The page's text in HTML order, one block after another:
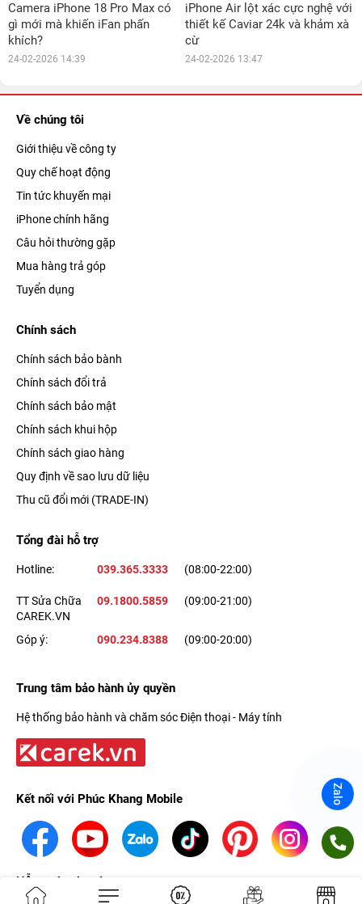
Camera iPhone 18 Pro Max có
gì mới mà khiến iFan phấn
khích?
24-02-2026 14:39
iPhone Air lột xác cực nghệ với
thiết kế Caviar 24k và khảm xà
cừ
24-02-2026 13:47
Về chúng tôi
Giới thiệu về công ty
Quy chế hoạt động
Tin tức khuyến mại
iPhone chính hãng
Câu hỏi thường gặp
Mua hàng trả góp
Tuyển dụng
Chính sách
Chính sách bảo bành
Chính sách đổi trả
Chính sách bảo mật
Chính sách khui hộp
Chính sách giao hàng
Quy định về sao lưu dữ liệu
Thu cũ đổi mới (TRADE-IN)
Tổng đài hỗ trợ
Hotline: 039.365.3333 (08:00-22:00)
TT Sửa Chữa
CAREK.VN
09.1800.5859 (09:00-21:00)
Góp ý: 090.234.8388 (09:00-20:00)
Trung tâm bảo hành ủy quyền
Hệ thống bảo hành và chăm sóc Điện thoại - Máy tính
Kết nối với Phúc Khang Mobile
Hỗ trợ thanh toán
Zalo